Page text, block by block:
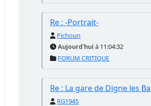
Re : -Portrait-
Pichoun
Aujourd'hui à 11:04:32
FORUM CRITIQUE
Re : La gare de Digne les
RG1945